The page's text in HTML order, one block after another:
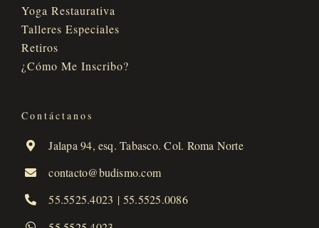
Yoga Restaurativa
Talleres Especiales
Retiros
¿Cómo Me Inscribo?
Contáctanos
Jalapa 94, esq. Tabasco. Col. Roma Norte
contacto@budismo.com
55.5525.4023 | 55.5525.0086